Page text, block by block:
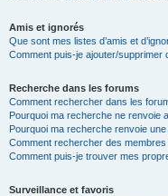
Amis et ignorés
Que sont mes listes d’amis et
Comment puis-je ajouter/supprimer
Recherche dans les forums
Comment rechercher dans les
Pourquoi ma recherche ne renvoie
Pourquoi ma recherche renvoie
Comment rechercher des membres
Comment puis-je trouver mes
Surveillance et favoris